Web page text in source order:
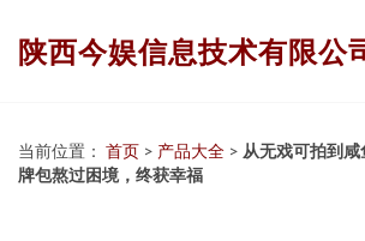
陕西今娱信息技术有限公
当前位置： 首页 > 产品大全 > 从无戏可拍到
牌包熬过困境，终获幸福